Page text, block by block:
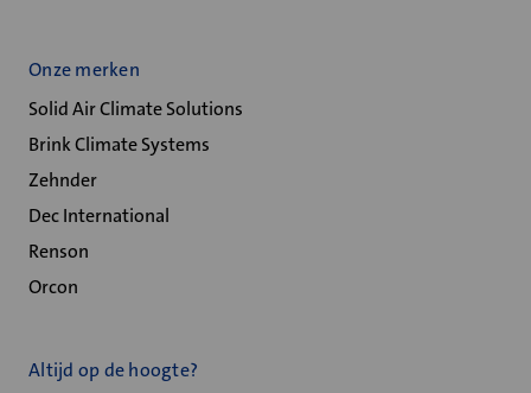
Onze merken
Solid Air Climate Solutions
Brink Climate Systems
Zehnder
Dec International
Renson
Orcon
Altijd op de hoogte?